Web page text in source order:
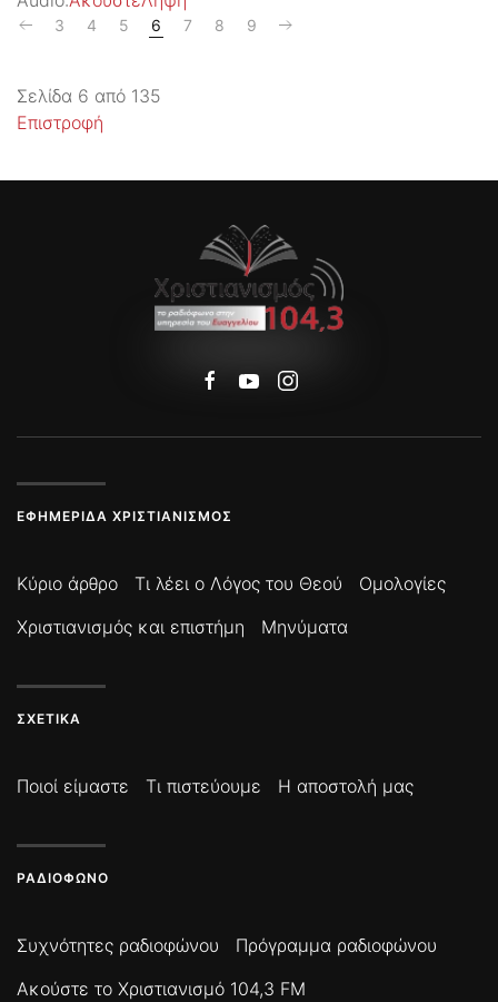
3 4 5 6 7 8 9
Σελίδα 6 από 135
Επιστροφή
ΕΦΗΜΕΡΊΔΑ ΧΡΙΣΤΙΑΝΙΣΜΌΣ
Κύριο άρθρο Τι λέει ο Λόγος του Θεού
Ομολογίες
Χριστιανισμός και επιστήμη
Μηνύματα
ΣΧΕΤΙΚΆ
Ποιοί είμαστε Τι πιστεύουμε Η αποστολή μας
ΡΑΔΙΌΦΩΝΟ
Συχνότητες ραδιοφώνου
Πρόγραμμα ραδιοφώνου
Ακούστε το Χριστιανισμό 104,3 FM